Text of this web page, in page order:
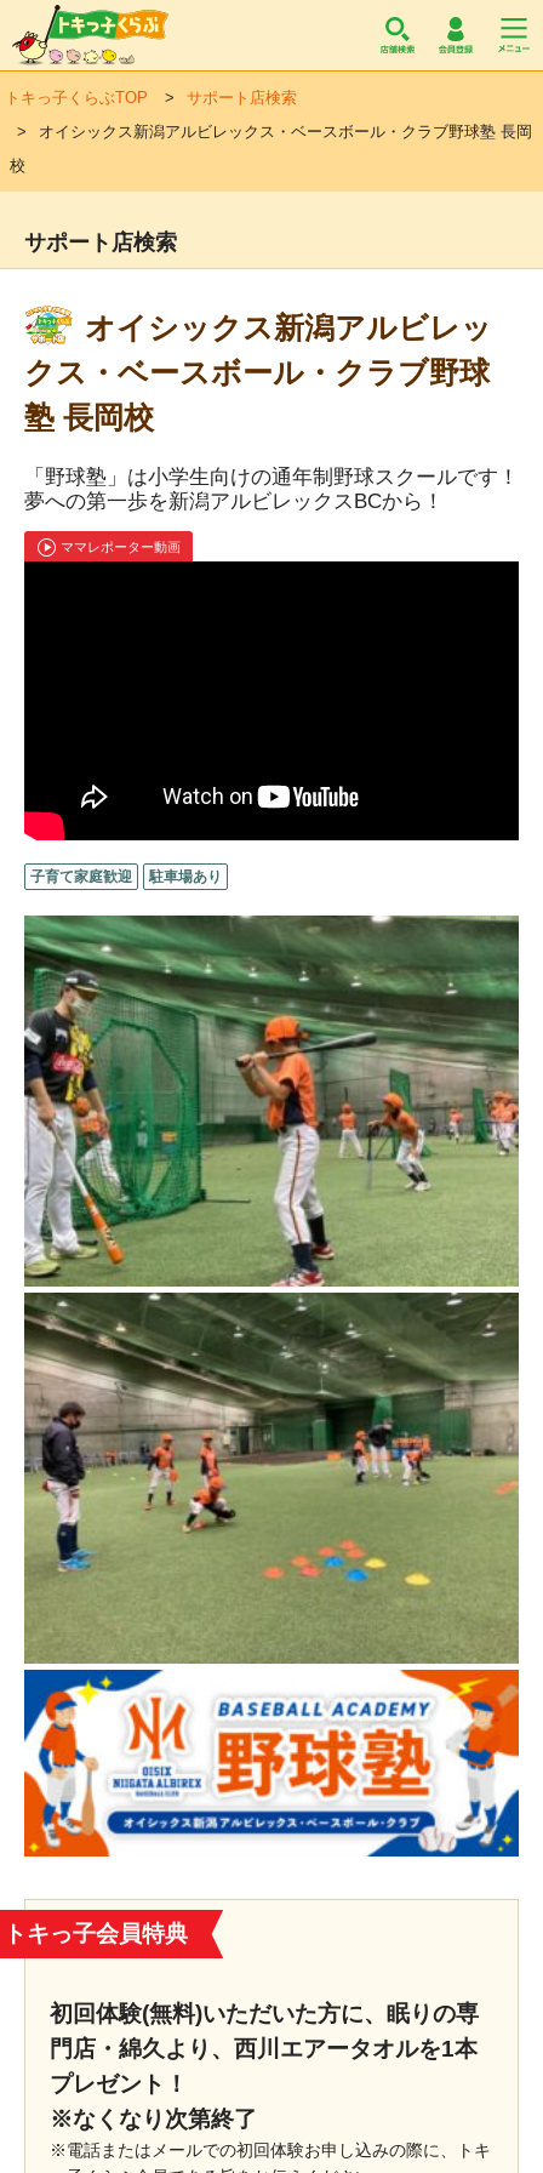
トキっ子くらぶTOP
サポート店検索
オイシックス新潟アルビレックス・ベースボール・クラブ野球塾 長岡
校
サポート店検索
オイシックス新潟アルビレッ
クス・ベースボール・クラブ野球
塾 長岡校
「野球塾」は小学生向けの通年制野球スクールです！
夢への第一歩を新潟アルビレックスBCから！
ママレポーター動画
子育て家庭歓迎 駐車場あり
トキっ子会員特典
初回体験(無料)いただいた方に、眠りの専
門店・綿久より、西川エアータオルを1本
プレゼント！
※なくなり次第終了
※電話またはメールでの初回体験お申し込みの際に、トキ